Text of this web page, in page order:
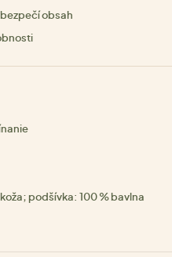
obsah
podšívka: 100 % bavlna